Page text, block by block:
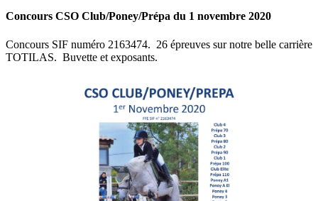
Concours CSO Club/Poney/Prépa du 1 novembre 2020
Concours SIF numéro 2163474. 26 épreuves sur notre belle carrière
TOTILAS. Buvette et exposants.